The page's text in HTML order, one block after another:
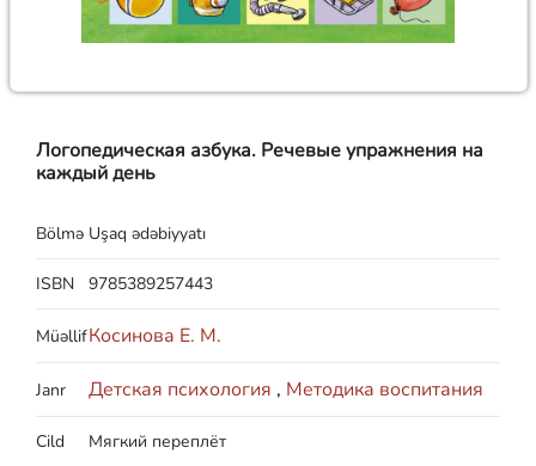
Логопедическая азбука. Речевые упражнения на
каждый день
Bölmə Uşaq ədəbiyyatı
ISBN 9785389257443
MüəllifКосинова Е. М.
Janr Детская психология , Методика воспитания
Cild Мягкий переплёт